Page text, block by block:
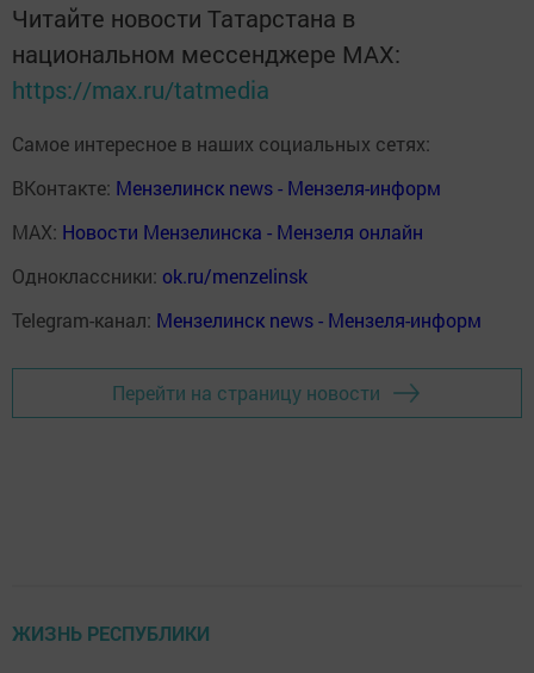
Читайте новости Татарстана в
национальном мессенджере MАХ:
https://max.ru/tatmedia
Самое интересное в наших социальных сетях:
ВКонтакте: Мензелинск news - Мензеля-информ
MAX: Новости Мензелинска - Мензеля онлайн
Одноклассники: ok.ru/menzelinsk
Telegram-канал: Мензелинск news - Мензеля-информ
Перейти на страницу новости
ЖИЗНЬ РЕСПУБЛИКИ